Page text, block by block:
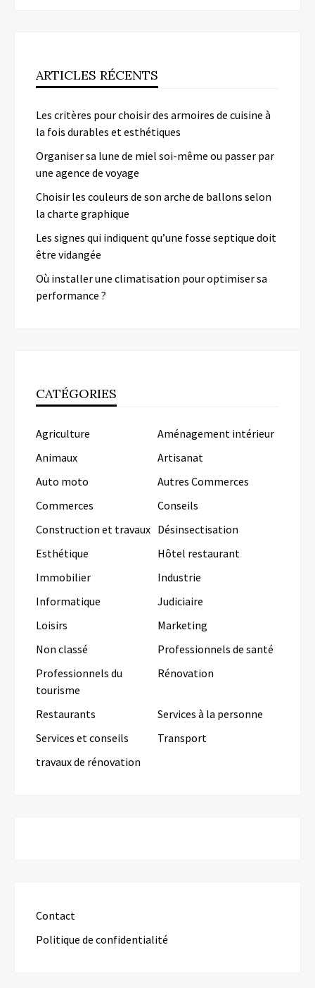
ARTICLES RÉCENTS
Les critères pour choisir des armoires de cuisine à
la fois durables et esthétiques
Organiser sa lune de miel soi-même ou passer par
une agence de voyage
Choisir les couleurs de son arche de ballons selon
la charte graphique
Les signes qui indiquent qu’une fosse septique doit
être vidangée
Où installer une climatisation pour optimiser sa
performance ?
CATÉGORIES
Agriculture
Aménagement intérieur
Animaux
Artisanat
Auto moto
Autres Commerces
Commerces
Conseils
Construction et travaux Désinsectisation
Esthétique
Hôtel restaurant
Immobilier
Industrie
Informatique
Judiciaire
Loisirs
Marketing
Non classé
Professionnels de santé
Professionnels du
tourisme
Rénovation
Restaurants
Services à la personne
Services et conseils
Transport
travaux de rénovation
Contact
Politique de confidentialité